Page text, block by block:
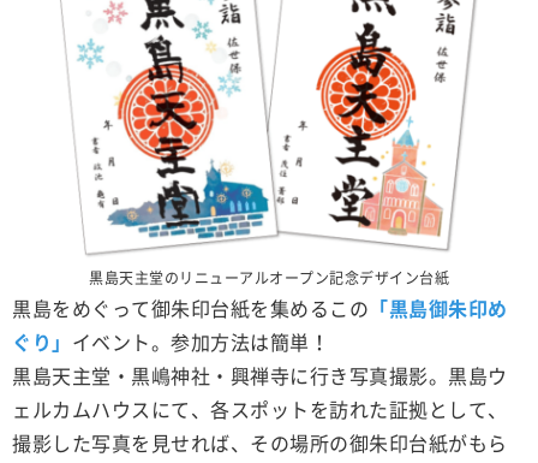
黒島天主堂のリニューアルオープン記念デザイン台紙
黒島をめぐって御朱印台紙を集めるこの 「黒島御朱印め
ぐり」 イベント。参加方法は簡単！
黒島天主堂・黒嶋神社・興禅寺に行き写真撮影。黒島ウ
ェルカムハウスにて、各スポットを訪れた証拠として、
撮影した写真を見せれば、その場所の御朱印台紙がもら